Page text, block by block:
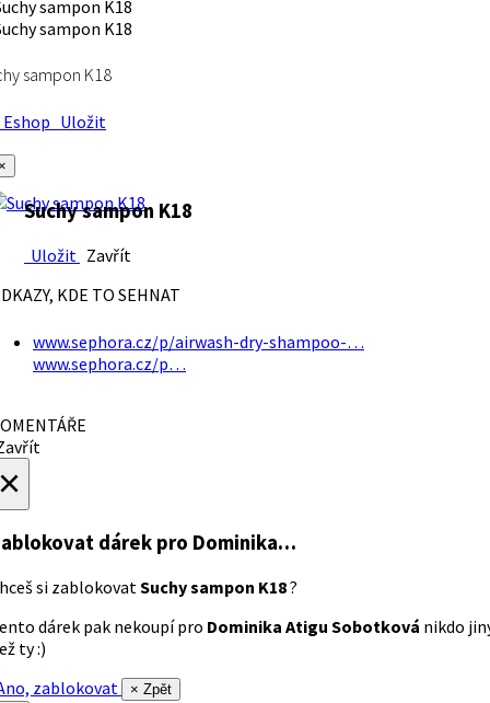
sampon K18
Uložit
Suchy sampon K18
Uložit Zavřít
KDE TO SEHNAT
www.sephora.cz/p/airwash-dry-shampoo-…
www.sephora.cz/p…
dárek pro Dominika…
si zablokovatSuchy sampon K18?
dárek pak nekoupí pro Dominika Atigu Sobotková nikdo
ty :)
zablokovat
× Zpět